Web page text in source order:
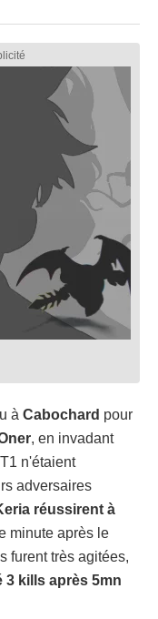
à Cabochard pour
, en invadant
n'étaient
adversaires
réussirent à
minute après le
furent très agitées,
3 kills après 5mn